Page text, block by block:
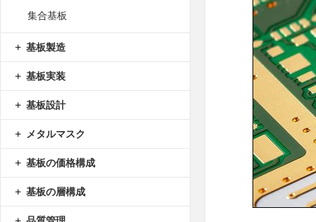
集合基板
基板製造
基板実装
基板設計
メタルマスク
基板の価格構成
基板の層構成